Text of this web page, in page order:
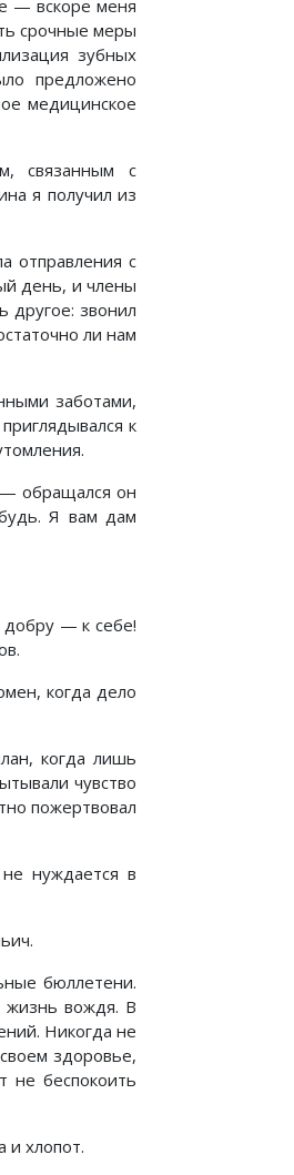
— вскоре меня
срочные меры
зубных
предложено
медицинское
связанным с
я получил из
отправления с
день, и члены
другое: звонил
ли нам
заботами,
к
обращался он
Я вам дам
— к себе!
когда дело
когда лишь
чувство
пожертвовал
нуждается в
бюллетени.
жизнь вождя. В
Никогда не
здоровье,
не беспокоить
и хлопот.